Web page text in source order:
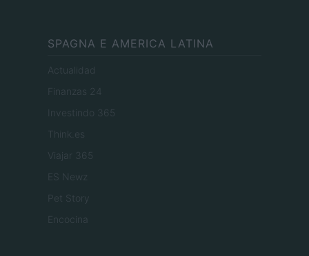
SPAGNA E AMERICA LATINA
Actualidad
Finanzas 24
Investindo 365
Think.es
Viajar 365
ES Newz
Pet Story
Encocina